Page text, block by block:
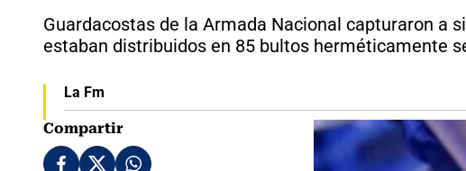
Guardacostas de la Armada Nacional capturaron a
estaban distribuidos en 85 bultos herméticamente
La Fm
Compartir